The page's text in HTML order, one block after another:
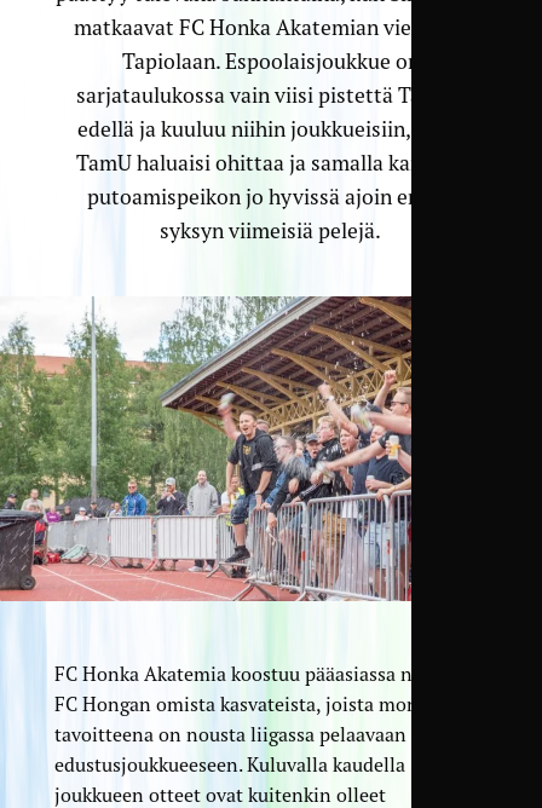
matkaavat FC Honka Akatemian vieraaksi
Tapiolaan. Espoolaisjoukkue on
sarjataulukossa vain viisi pistettä TamUn
edellä ja kuuluu niihin joukkueisiin, jotka
TamU haluaisi ohittaa ja samalla karistaa
putoamispeikon jo hyvissä ajoin ennen
syksyn viimeisiä pelejä.
FC Honka Akatemia koostuu pääasiassa nuorista
FC Hongan omista kasvateista, joista monien
tavoitteena on nousta liigassa pelaavaan
edustusjoukkueeseen. Kuluvalla kaudella
joukkueen otteet ovat kuitenkin olleet